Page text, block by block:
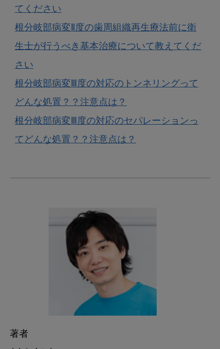
てください
根分岐部病変Ⅱ度の歯周組織再生療法前に衛
生士が行うべき基本治療について教えてくだ
さい
根分岐部病変Ⅲ度の対応のトンネリングって
どんな処置？？注意点は？
根分岐部病変Ⅲ度の対応のセパレーションっ
てどんな処置？？注意点は？
著者